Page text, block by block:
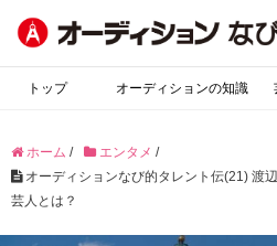
トップ オーディションの知識
ホーム / エンタメ /
オーディションなび的タレント伝(21) 渡
芸人とは？